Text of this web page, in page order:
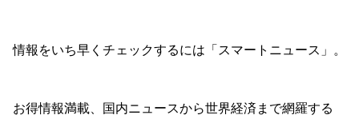
情報をいち早くチェックするには「スマートニュース」。
お得情報満載、国内ニュースから世界経済まで網羅する